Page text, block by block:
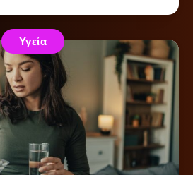
Υγεία